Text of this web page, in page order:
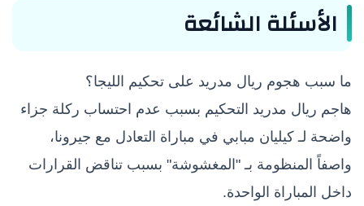
الأسئلة الشائعة
ما سبب هجوم ريال مدريد على تحكيم الليجا؟
هاجم ريال مدريد التحكيم بسبب عدم احتساب ركلة جزاء
واضحة لـ كيليان مبابي في مباراة التعادل مع جيرونا،
واصفاً المنظومة بـ "المغشوشة" بسبب تناقض القرارات
داخل المباراة الواحدة.